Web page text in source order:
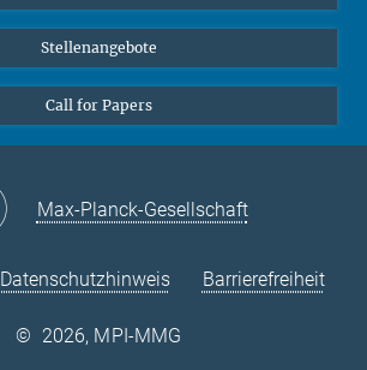
Stellenangebote
Call for Papers
Max-Planck-Gesellschaft
Datenschutzhinweis Barrierefreiheit
© 2026, MPI-MMG